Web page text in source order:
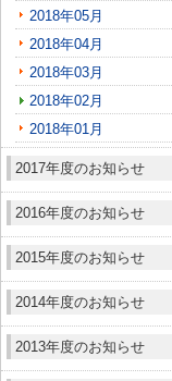
2018年05月
2018年04月
2018年03月
2018年02月
2018年01月
2017年度のお知らせ
2016年度のお知らせ
2015年度のお知らせ
2014年度のお知らせ
2013年度のお知らせ